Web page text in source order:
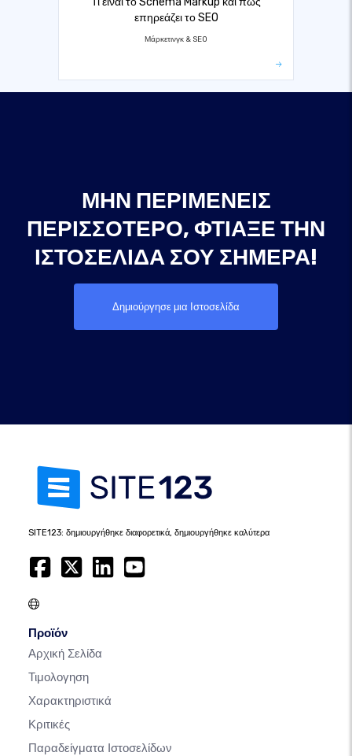
επηρεάζει το SEO
Μάρκετινγκ & SEO
ΜΗΝ ΠΕΡΙΜΈΝΕΙΣ
ΠΕΡΙΣΣΌΤΕΡΟ, ΦΤΙΆΞΕ ΤΗΝ
ΙΣΤΟΣΕΛΊΔΑ ΣΟΥ ΣΉΜΕΡΑ!
Δημιούργησε μια Ιστοσελίδα
SITE123: δημιουργήθηκε διαφορετικά, δημιουργήθηκε καλύτερα
Προϊόν
Αρχική Σελίδα
Τιμολογηση
Χαρακτηριστικά
Κριτικές
Παραδείγματα Ιστοσελίδων